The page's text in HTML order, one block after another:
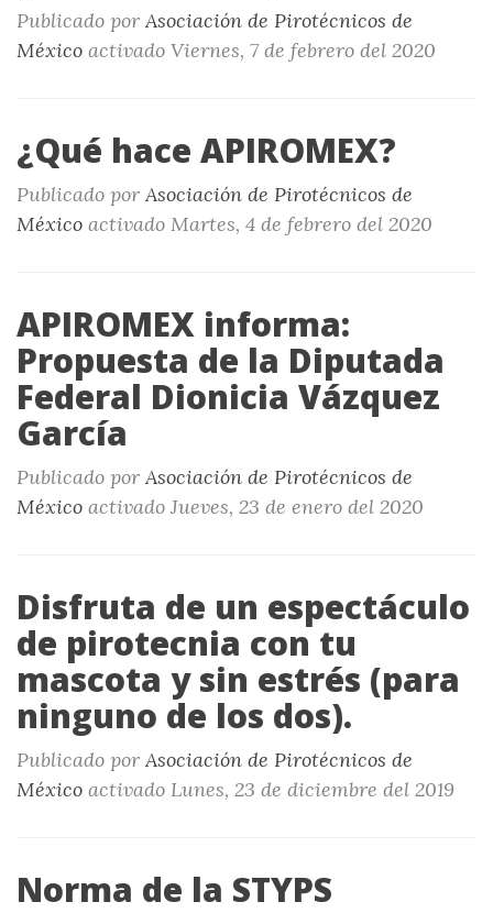
Publicado porAsociación de Pirotécnicos de
México activado Viernes, 7 de febrero del 2020
¿Qué hace APIROMEX?
Publicado porAsociación de Pirotécnicos de
México activado Martes, 4 de febrero del 2020
APIROMEX informa:
Propuesta de la Diputada
Federal Dionicia Vázquez
García
Publicado porAsociación de Pirotécnicos de
México activado Jueves, 23 de enero del 2020
Disfruta de un espectáculo
de pirotecnia con tu
mascota y sin estrés (para
ninguno de los dos).
Publicado porAsociación de Pirotécnicos de
México activado Lunes, 23 de diciembre del 2019
Norma de la STYPS